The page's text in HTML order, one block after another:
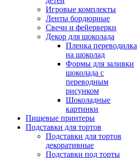
Игровые комплекты
Ленты бордюрные
Свечи и фейерверки
Декор для шоколада
Пленка переводилка
на шоколад
Формы для заливки
шоколада с
переводным
рисунком
Шоколадные
картинки
Пищевые принтеры
Подставки для тортов
Подставки для тортов
декоративные
Подставки под торты